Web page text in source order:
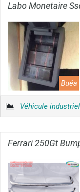
Labo Monetaire
Buéa
Véhicule
Ferrari 250Gt